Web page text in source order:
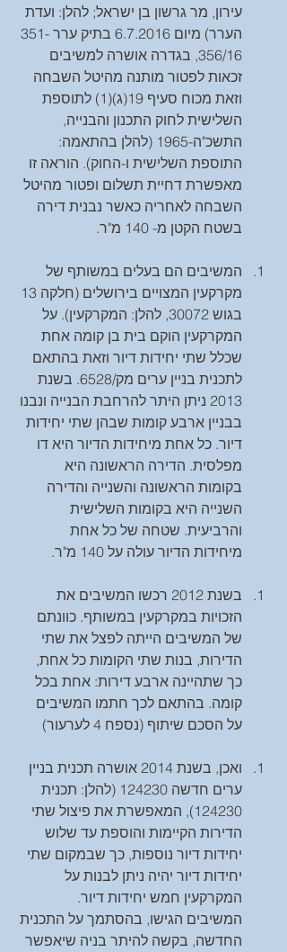
עירון, מר גרשון בן ישראל; להלן: ועדת
הערר) מיום 6.7.2016 בתיק ערר 351-
356/16, בגדרה אושרה למשיבים
זכאות לפטור מותנה מהיטל השבחה
וזאת מכוח סעיף 19(ג)(1) לתוספת
השלישית לחוק התכנון והבנייה,
התשכ"ה-1965 (להלן בהתאמה:
התוספת השלישית ו-החוק). הוראה זו
מאפשרת דחיית תשלום ופטור מהיטל
השבחה לאחריה כאשר נבנית דירה
בשטח הקטן מ- 140 מ"ר.
המשיבים הם בעלים במשותף של
בגוש 30072, להלן: המקרקעין). על
המקרקעין הוקם בית בן קומה אחת
שכלל שתי יחידות דיור וזאת בהתאם
לתכנית בניין ערים מק/6528. בשנת
2013 ניתן היתר להרחבת הבנייה ונבנו
בבניין ארבע קומות שבהן שתי יחידות
דיור. כל אחת מיחידות הדיור היא דו
מפלסית. הדירה הראשונה היא
בקומות הראשונה והשנייה והדירה
השנייה היא בקומות השלישית
והרביעית. שטחה של כל אחת
מיחידות הדיור עולה על 140 מ"ר.
בשנת 2012 רכשו המשיבים את
הזכויות במקרקעין במשותף. כוונתם
של המשיבים הייתה לפצל את שתי
הדירות, בנות שתי הקומות כל אחת,
כך שתהיינה ארבע דירות: אחת בכל
קומה. בהתאם לכך חתמו המשיבים
על הסכם שיתוף (נספח 4 לערעור)
ואכן, בשנת 2014 אושרה תכנית בניין
ערים חדשה 124230 (להלן: תכנית
124230), המאפשרת את פיצול שתי
הדירות הקיימות והוספת עד שלוש
יחידות דיור נוספות, כך שבמקום שתי
יחידות דיור יהיה ניתן לבנות על
המקרקעין חמש יחידות דיור.
המשיבים הגישו, בהסתמך על התכנית
החדשה, בקשה להיתר בניה שיאפשר